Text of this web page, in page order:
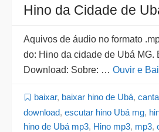
Hino da Cidade de
Aquivos de áudio no formato
do: Hino da cidade de Ubá MG.
Download: Sobre: … Ouvir e
baixar, baixar hino de Ubá,
download, escutar hino Ubá mg,
hino de Ubá mp3, Hino mp3, mp3,